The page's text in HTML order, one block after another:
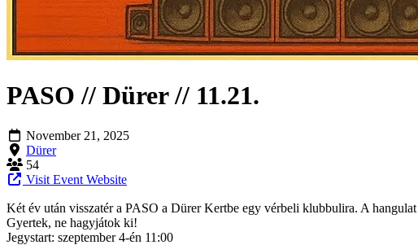
PASO // Dürer // 11.21.
November 21, 2025
Dürer
54
Visit Event Website
Két év után visszatér a PASO a Dürer Kertbe egy vérbeli klubbulira. A
Gyertek, ne hagyjátok ki!
Jegystart: szeptember 4-én 11:00